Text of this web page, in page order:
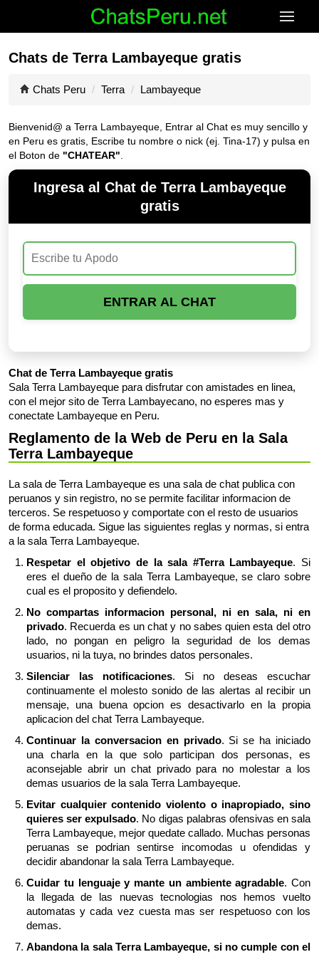
Chats de Terra Lambayeque gratis
Chats Peru Terra Lambayeque
Bienvenid@ a Terra Lambayeque, Entrar al Chat es muy sencillo y
en Peru es gratis, Escribe tu nombre o nick (ej. Tina-17) y pulsa en
el Boton de "CHATEAR"
Ingresa al Chat de Terra Lambayeque
gratis
ENTRAR AL CHAT
Chat de Terra Lambayeque gratis
Sala Terra Lambayeque para disfrutar con amistades en linea,
con el mejor sito de Terra Lambayecano, no esperes mas y
conectate Lambayeque en Peru.
Reglamento de la Web de Peru en la Sala
Terra Lambayeque
La sala de Terra Lambayeque es una sala de chat publica con
peruanos y sin registro, no se permite facilitar informacion de
terceros. Se respetuoso y comportate con el resto de usuarios
de forma educada. Sigue las siguientes reglas y normas, si entra
a la sala Terra Lambayeque.
Respetar el objetivo de la sala #Terra Lambayeque. Si
eres el dueño de la sala Terra Lambayeque, se claro sobre
cual es el proposito y defiendelo.
No compartas informacion personal, ni en sala, ni en
privado. Recuerda es un chat y no sabes quien esta del otro
lado, no pongan en peligro la seguridad de los demas
usuarios, ni la tuya, no brindes datos personales.
Silenciar las notificaciones. Si no deseas escuchar
continuamente el molesto sonido de las alertas al recibir un
mensaje, una buena opcion es desactivarlo en la propia
aplicacion del chat Terra Lambayeque.
Continuar la conversacion en privado. Si se ha iniciado
una charla en la que solo participan dos personas, es
aconsejable abrir un chat privado para no molestar a los
demas usuarios de la sala Terra Lambayeque.
Evitar cualquier contenido violento o inapropiado, sino
quieres ser expulsado. No digas palabras ofensivas en sala
Terra Lambayeque, mejor quedate callado. Muchas personas
peruanas se podrian sentirse incomodas u ofendidas y
decidir abandonar la sala Terra Lambayeque.
Cuidar tu lenguaje y mante un ambiente agradable. Con
la llegada de las nuevas tecnologias nos hemos vuelto
automatas y cada vez cuesta mas ser respetuoso con los
demas.
Abandona la sala Terra Lambayeque, si no cumple con el